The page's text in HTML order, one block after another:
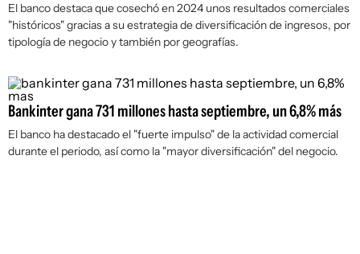
El banco destaca que cosechó en 2024 unos resultados comerciales
"históricos" gracias a su estrategia de diversificación de ingresos, por
tipología de negocio y también por geografías.
Bankinter gana 731 millones hasta septiembre, un 6,8% más
El banco ha destacado el "fuerte impulso" de la actividad comercial
durante el periodo, así como la "mayor diversificación" del negocio.